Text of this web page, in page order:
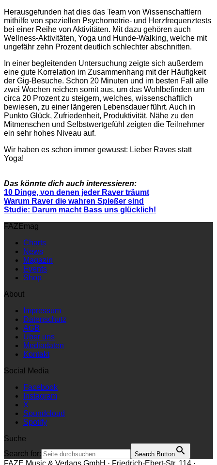
Herausgefunden hat dies das Team von Wissenschaftlern
mithilfe von speziellen Psychometrie- und Herzfrequenztests
bei einer Reihe von Aktivitäten. Mit dazu gehören auch
Wellness-Aktivitäten, Yoga und Hunde-Walking, welche mit
ungefähr zehn Prozent deutlich schlechter abschnitten.
In einer begleitenden Untersuchung zeigte sich außerdem
eine gute Korrelation im Zusammenhang mit der Häufigkeit
der Gig-Besuche. Schon 20 Minuten und im besten Fall alle
zwei Wochen reichen somit aus, um das Wohlbefinden um
circa 20 Prozent zu steigern, welches, wissenschaftlich
bewiesen, zu einer längeren Lebensdauer führt. Auch in
Punkto Glück, Zufriedenheit, Produktivität, Nähe zu den
Mitmenschen und Selbstwertgefühl zeigten die Teilnehmer
ein sehr hohes Niveau auf.
Wir haben es schon immer gewusst: Lieber Raves statt
Yoga!
Das könnte dich auch interessieren:
10 Dinge, von denen jeder Raver träumt
Warum Raver die wahren Spießer sind
Studie: Darum macht Bass uns glücklich!
FAZEmag
Charts
News
Magazin
Events
Shop
About
Impressum
Datenschutz
AGB
Über uns
Mediadaten
Kontakt
Social Media
Facebook
Instagram
X
Soundcloud
Spotify
Suche
Search for:
Search Button
FAZE Music & Verlags GmbH · Friedrich-Ebert-Str. 114 ·